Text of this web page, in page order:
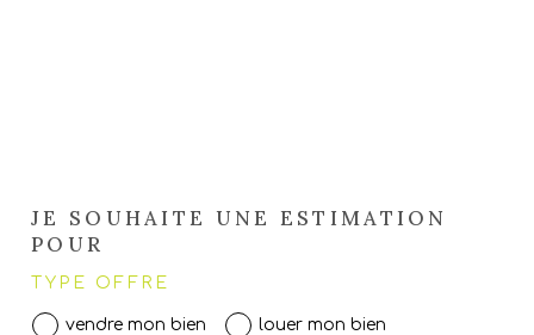
JE SOUHAITE UNE ESTIMATION
POUR
TYPE OFFRE
vendre mon bien louer mon bien